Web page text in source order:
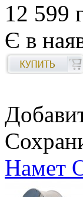
12 599
Є в
Намет